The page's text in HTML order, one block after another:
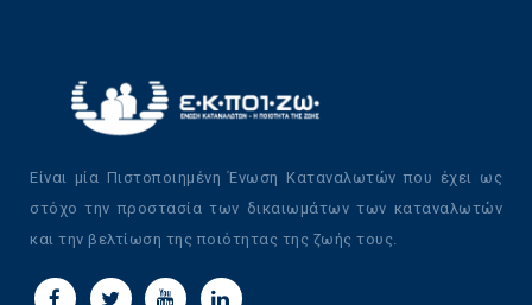
Είναι μία Πιστοποιημένη Ένωση Καταναλωτών που έχει ως
στόχο την προστασία των δικαιωμάτων των καταναλωτών
και την βελτίωση της ποιότητας της ζωής τους.